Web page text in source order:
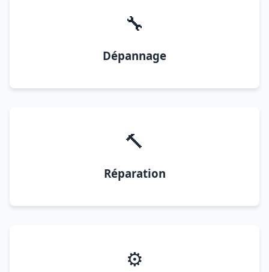
🔧
Dépannage
🔨
Réparation
⚙️